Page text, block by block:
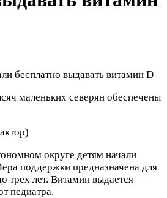
маленьких северян обеспечены
округе детям начали
поддержки предназначена для
трех лет. Витамин выдается
педиатра.